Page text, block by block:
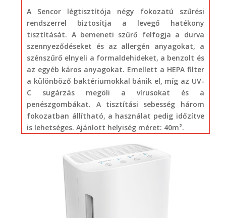
A Sencor légtisztítója négy fokozatú szűrési
rendszerrel biztosítja a levegő hatékony
tisztítását. A bemeneti szűrő felfogja a durva
szennyeződéseket és az allergén anyagokat, a
szénszűrő elnyeli a formaldehideket, a benzolt és
az egyéb káros anyagokat. Emellett a HEPA filter
a különböző baktériumokkal bánik el, míg az UV-
C sugárzás megöli a vírusokat és a
penészgombákat. A tisztítási sebesség három
fokozatban állítható, a használat pedig időzítve
is lehetséges. Ajánlott helyiség méret: 40m².